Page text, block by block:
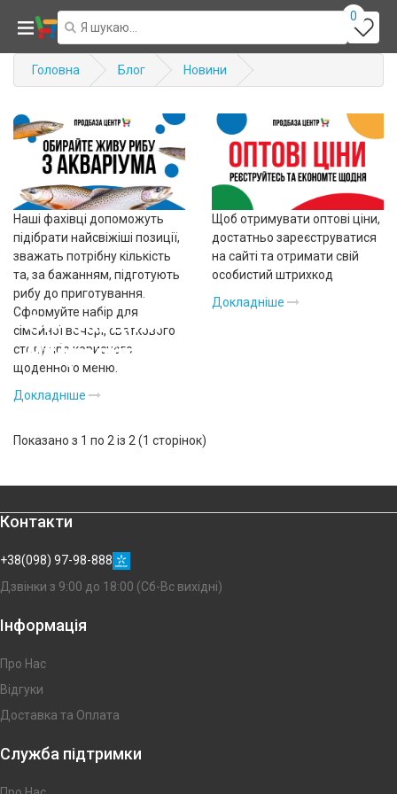
0
Головна Блог Новини
У Продбаза ви можете зібрати
власний набір свіжої риби!
Наші фахівці допоможуть
підібрати найсвіжіші позиції,
зважать потрібну кількість
та, за бажанням, підготують
рибу до приготування.
Сформуйте набір для
сімейної вечері, святкового
столу або корисного
щоденного меню.
Докладніше
Оптові ціни - для кожного!
Отримайте штрихкод та
економте щодня
Щоб отримувати оптові ціни,
достатньо зареєструватися
на сайті та отримати свій
особистий штрихкод
Докладніше
Показано з 1 по 2 із 2 (1 сторінок)
Контакти
+38(098) 97-98-888
Дзвінки з 9:00 до 18:00 (Сб-Вс вихідні)
Інформація
Про Нас
Відгуки
Доставка та Оплата
Служба підтримки